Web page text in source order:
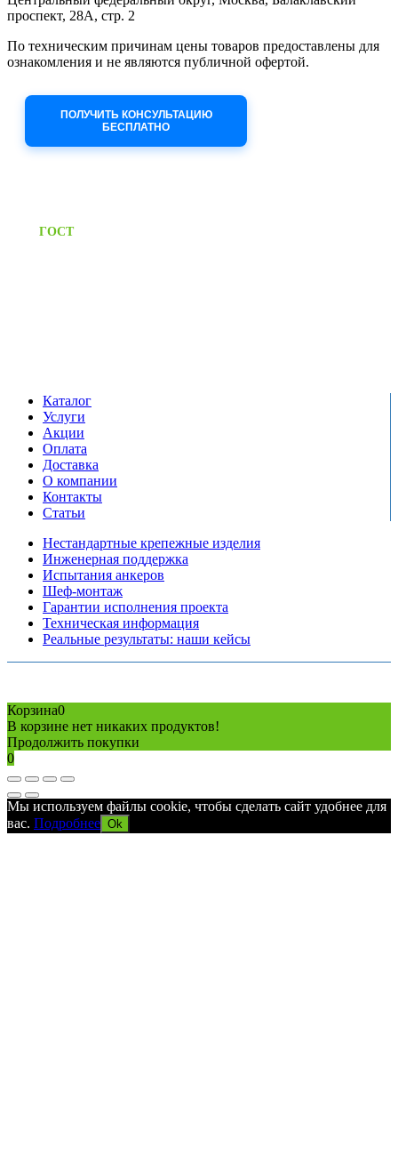
проспект, 28А, стр. 2
По техническим причинам цены товаров предоставлены для
ознакомления и не являются публичной офертой.
ПОЛУЧИТЬ КОНСУЛЬТАЦИЮ
БЕСПЛАТНО
ГОСТПредоставляем паспорт
Каталог
Услуги
Акции
Оплата
Доставка
О компании
Контакты
Статьи
Нестандартные крепежные изделия
Инженерная поддержка
Испытания анкеров
Шеф-монтаж
Гарантии исполнения проекта
Техническая информация
Реальные результаты: наши кейсы
Корзина0
В корзине нет никаких продуктов!
Продолжить покупки
0
Мы используем файлы cookie, чтобы сделать сайт удобнее для
вас. Подробнее Ok